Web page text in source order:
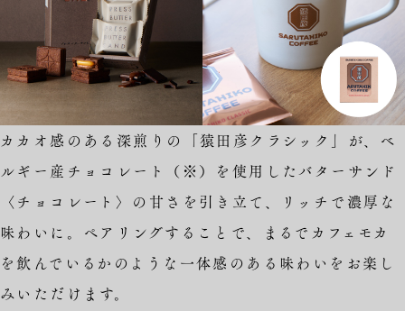
カカオ感のある深煎りの「猿田彦クラシック」が、ベ
ルギー産チョコレート（※）を使用したバターサンド
〈チョコレート〉の甘さを引き立て、リッチで濃厚な
味わいに。ペアリングすることで、まるでカフェモカ
を飲んでいるかのような一体感のある味わいをお楽し
みいただけます。